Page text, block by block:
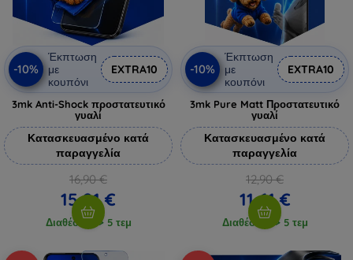
-10%
Έκπτωση
με
κουπόνι
EXTRA10
3mk Anti-Shock προστατευτικό
γυαλί
Κατασκευασμένο κατά
παραγγελία
16,90 €
15,21 €
Διαθέσιμο > 5 τεμ
-10%
Έκπτωση
με
κουπόνι
EXTRA10
3mk Pure Matt Προστατευτικό
γυαλί
Κατασκευασμένο κατά
παραγγελία
12,90 €
11,61 €
Διαθέσιμο > 5 τεμ